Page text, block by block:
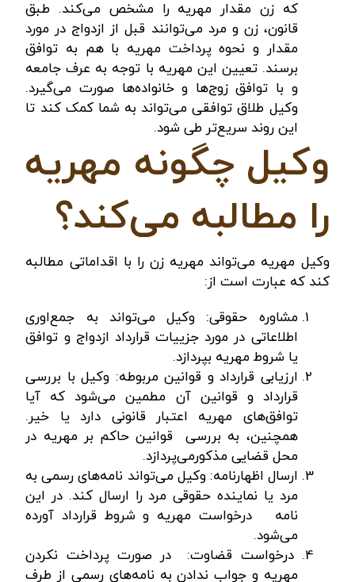
که زن مقدار مهریه را مشخص می‌کند‌.‌ طبق
قانون، زن و مرد می‌توانند قبل از ازدواج در مورد
مقدار و نحوه پرداخت مهریه با هم به توافق
برسند. تعیین این مهریه با توجه به عرف جامعه
و با توافق زوج‌ها و خانواده‌ها صورت می‌گیرد.
وکیل طلاق توافقیمی‌تواند به شما کمک کند تا
این روند سریع‌تر طی شود.
وکیل چگونه مهریه
را مطالبه می‌کند؟
وکیل مهریه می‌تواند مهریه زن را با اقداماتی مطالبه
کند که عبارت است از:
مشاوره حقوقی: وکیل می‌تواند به جمع‌اوری
اطلاعاتی در مورد جزییات قرارداد ازدواج و توافق
یا شروط مهریه بپردازد.
ارزیابی قرارداد و قوانین مربوطه: وکیل با بررسی
قرارداد و قوانین آن مطمین می‌شود که آیا
توافق‌های مهریه اعتبار قانونی دارد یا خیر.
همچنین، به بررسی قوانین حاکم بر مهریه در
محل قضایی مذکورمی‌پردازد.
ارسال اظهارنامه: وکیل می‌تواند نامه‌های رسمی به
مرد یا نماینده حقوقی مرد را ارسال کند. در این
نامه درخواست مهریه و شروط قرارداد آورده
می‌شود.
درخواست قضاوت: در صورت پرداخت نکردن
مهریه و جواب ندادن به نامه‌های رسمی از طرف